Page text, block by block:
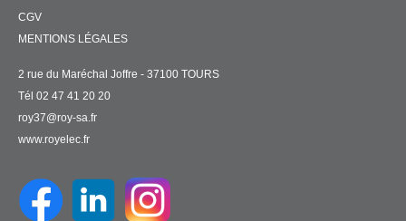
CGV
MENTIONS LÉGALES
2 rue du Maréchal Joffre - 37100 TOURS
Tél 02 47 41 20 20
roy37@roy-sa.fr
www.royelec.fr